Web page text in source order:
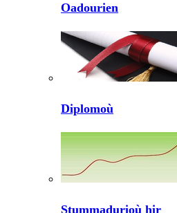
Oadourien
Diplomoù
Stummadurioù hir